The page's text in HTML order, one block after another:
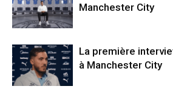
Manchester City
La première
à Manchester City